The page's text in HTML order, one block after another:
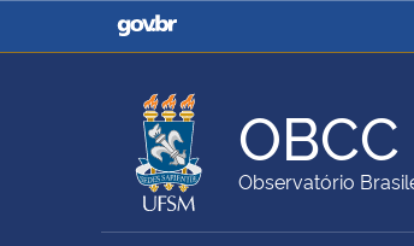
Casa Civil
Ministério da Agricultura,
Pecuária e Abastecimento
OBCC
Observatório